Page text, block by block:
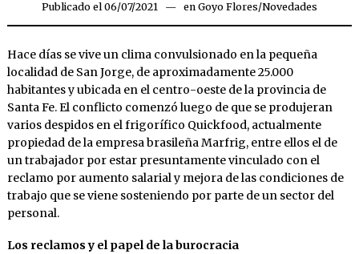
Publicado el 06/07/202106/07/2021
en Goyo Flores/Novedades
Hace días se vive un clima convulsionado en la pequeña
localidad de San Jorge, de aproximadamente 25.000
habitantes y ubicada en el centro-oeste de la provincia de
Santa Fe. El conflicto comenzó luego de que se produjeran
varios despidos en el frigorífico Quickfood, actualmente
propiedad de la empresa brasileña Marfrig, entre ellos el de
un trabajador por estar presuntamente vinculado con el
reclamo por aumento salarial y mejora de las condiciones de
trabajo que se viene sosteniendo por parte de un sector del
personal.
Los reclamos y el papel de la burocracia